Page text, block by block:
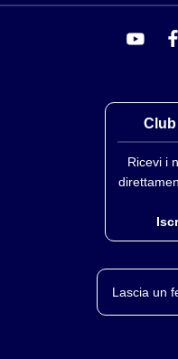
Ricevi i
Lascia un